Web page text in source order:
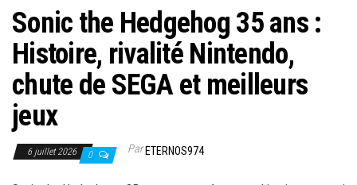
Sonic the Hedgehog 35 ans :
Histoire, rivalité Nintendo,
chute de SEGA et meilleurs
jeux
6 juillet 2026 0 ParETERNOS974